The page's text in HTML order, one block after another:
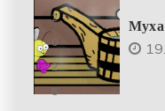
2
0
2
5